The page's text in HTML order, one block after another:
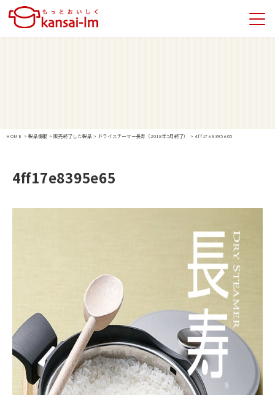
HOME >製品情報 >販売終了した製品 > ドライスチーマー長寿（2018年5月終了） >4ff17e8395e65
4ff17e8395e65